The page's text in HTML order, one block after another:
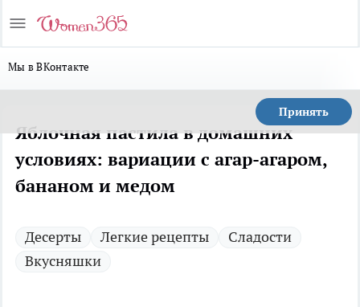
Мы в ВКонтакте
Принять
Яблочная пастила в домашних
условиях: вариации с агар-агаром,
бананом и медом
Десерты Легкие рецепты
Сладости
Вкусняшки